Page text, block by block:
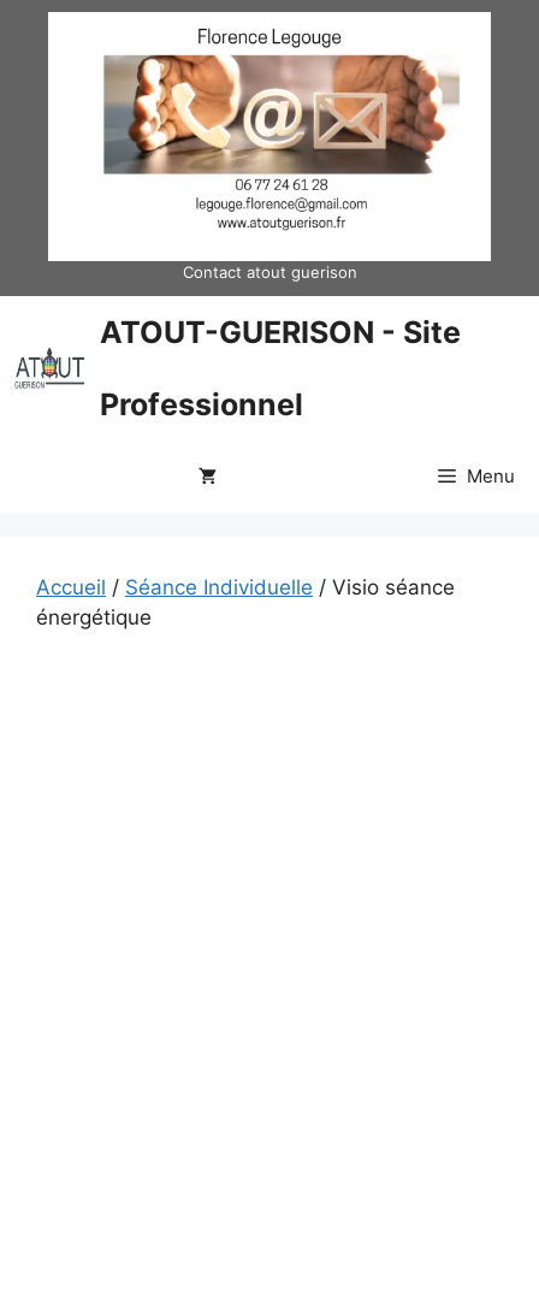
Contact atout guerison
ATOUT-GUERISON - Site
Professionnel
Menu
Accueil / Séance Individuelle / Visio séance
énergétique